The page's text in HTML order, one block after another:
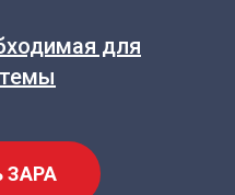
для
ЗАРА